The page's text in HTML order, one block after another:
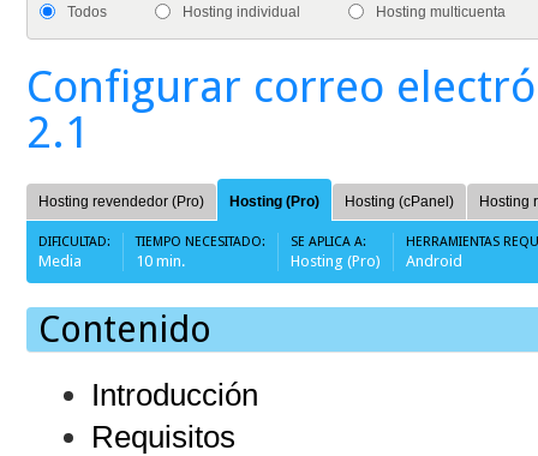
Todos Hosting individual Hosting multicuenta
Configurar correo
2.1
Hosting revendedor (Pro) Hosting (Pro) Hosting (cPanel) Hosting
DIFICULTAD:
Media
TIEMPO NECESITADO:
10 min.
SE APLICA A:
Hosting (Pro)
HERRAMIENTAS
Android
Contenido
Introducción
Requisitos